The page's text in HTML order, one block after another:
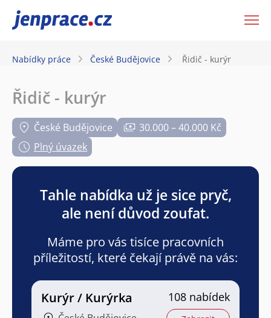
JenPráce.cz
Nabídky práce České Budějovice Řidič - kurýr
Řidič - kurýr
České Budějovice
30.000 – 40.000 Kč
Plný úvazek
Tahle nabídka už je sice pryč,
ale není důvod zoufat.
Máme pro vás tisíce pracovních
příležitostí, které čekají právě na vás:
Kurýr / Kurýrka 108 nabídek